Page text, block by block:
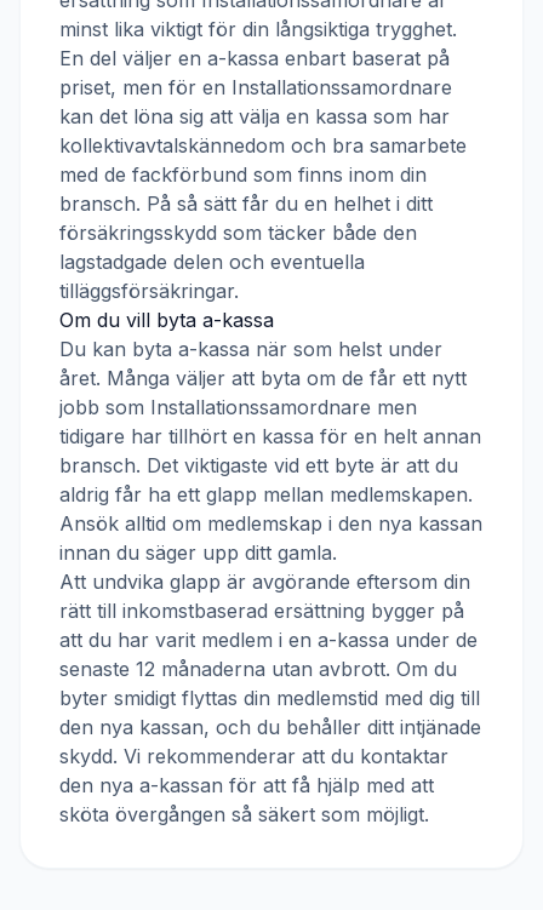
minst lika viktigt för din långsiktiga trygghet.
En del väljer en a-kassa enbart baserat på
priset, men för en Installationssamordnare
kan det löna sig att välja en kassa som har
kollektivavtalskännedom och bra samarbete
med de fackförbund som finns inom din
bransch. På så sätt får du en helhet i ditt
försäkringsskydd som täcker både den
lagstadgade delen och eventuella
tilläggsförsäkringar.
Om du vill byta a-kassa
Du kan byta a-kassa när som helst under
året. Många väljer att byta om de får ett nytt
jobb som Installationssamordnare men
tidigare har tillhört en kassa för en helt annan
bransch. Det viktigaste vid ett byte är att du
aldrig får ha ett glapp mellan medlemskapen.
Ansök alltid om medlemskap i den nya kassan
innan du säger upp ditt gamla.
Att undvika glapp är avgörande eftersom din
rätt till inkomstbaserad ersättning bygger på
att du har varit medlem i en a-kassa under de
senaste 12 månaderna utan avbrott. Om du
byter smidigt flyttas din medlemstid med dig till
den nya kassan, och du behåller ditt intjänade
skydd. Vi rekommenderar att du kontaktar
den nya a-kassan för att få hjälp med att
sköta övergången så säkert som möjligt.